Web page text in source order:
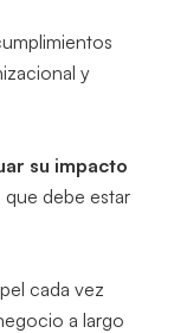
y
su impacto
debe estar
cada vez
a largo